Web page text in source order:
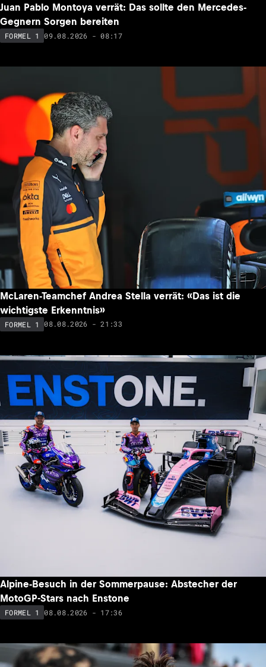
Juan Pablo Montoya verrät: Das sollte den Mercedes-
Gegnern Sorgen bereiten
FORMEL 1 09.08.2026 - 08:17
McLaren-Teamchef Andrea Stella verrät: «Das ist die
wichtigste Erkenntnis»
FORMEL 1 08.08.2026 - 21:33
Alpine-Besuch in der Sommerpause: Abstecher der
MotoGP-Stars nach Enstone
FORMEL 1 08.08.2026 - 17:36